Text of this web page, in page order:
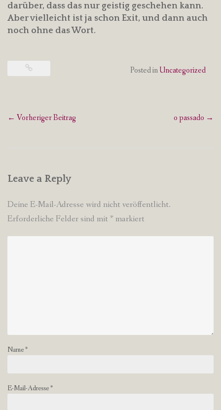
darüber, dass das nur geistig geschehen kann.
Aber vielleicht ist ja schon Exit, und dann auch
noch ohne das Wort.
Posted inUncategorized
Post
← Vorheriger Beitrag o passado →
Leave a Reply
Deine E-Mail-Adresse wird nicht veröffentlicht.
Erforderliche Felder sind mit * markiert
Name*
E-Mail-Adresse*